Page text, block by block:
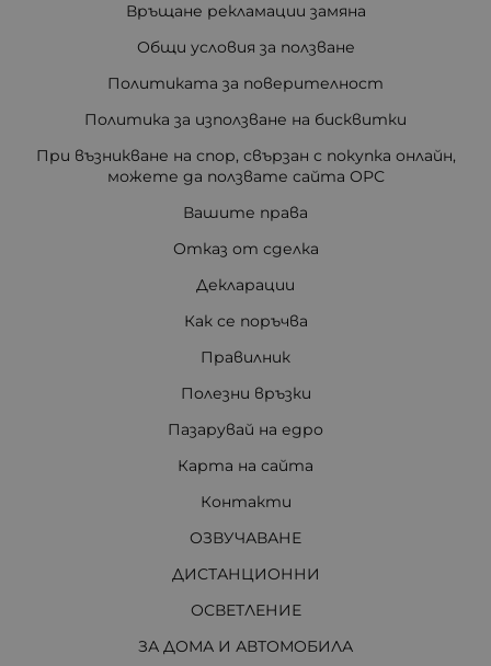
Връщане рекламации замяна
Общи условия за ползване
Политиката за поверителност
Политика за използване на бисквитки
При възникване на спор, свързан с покупка онлайн,
можете да ползвате сайта ОРС
Вашите права
Отказ от сделка
Декларации
Как се поръчва
Правилник
Полезни връзки
Пазарувай на едро
Карта на сайта
Контакти
ОЗВУЧАВАНЕ
ДИСТАНЦИОННИ
ОСВЕТЛЕНИЕ
ЗА ДОМА И АВТОМОБИЛА